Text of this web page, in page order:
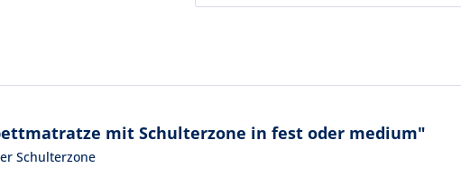
mit Schulterzone in fest oder medium"
Schulterzone